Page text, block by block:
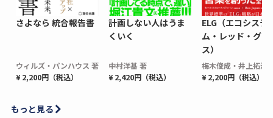
さよなら 統合報告書
ウィルズ・パンハウス 著
¥ 2,200円（税込）
計画しない人はうま
くいく
中村洋基 著
¥ 2,420円（税込）
ELG（エコシステ
ム・レッド・グロ
ス）
梅木俊成・井上拓海
¥ 2,200円（税込）
もっと見る